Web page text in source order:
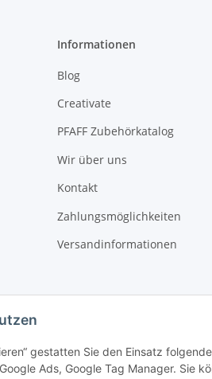
gestatten Sie den Einsatz
Ads, Google Tag Manager. Sie
Informationen
Blog
Creativate
PFAFF Zubehörkatalog
Wir über uns
Kontakt
Zahlungsmöglichkeiten
Versandinformationen